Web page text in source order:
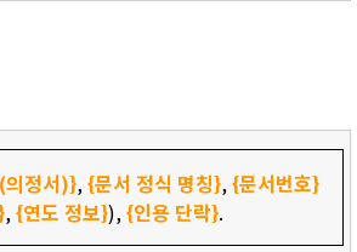
의정서)},{문서 정식 명칭},{문서번호}
,{연도 정보}),{인용 단락}.